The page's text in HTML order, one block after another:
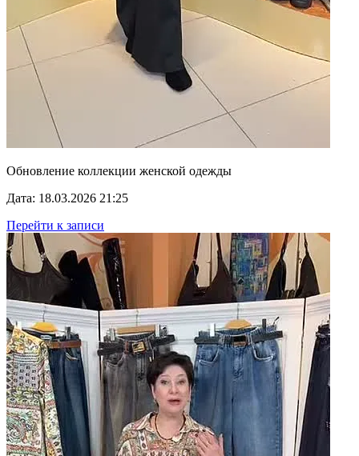
Обновление коллекции женской одежды
Дата: 18.03.2026 21:25
Перейти к записи